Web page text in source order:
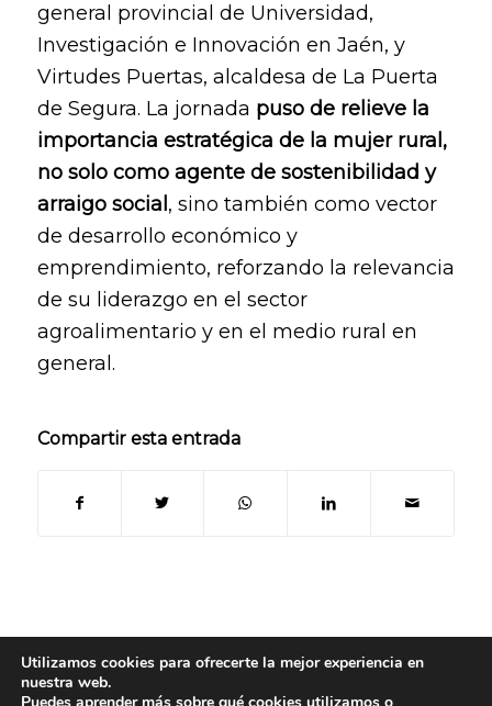
general provincial de Universidad,
Investigación e Innovación en Jaén, y
Virtudes Puertas, alcaldesa de La Puerta
de Segura. La jornada puso de relieve la
importancia estratégica de la mujer rural,
no solo como agente de sostenibilidad y
arraigo social , sino también como vector
de desarrollo económico y
emprendimiento, reforzando la relevancia
de su liderazgo en el sector
agroalimentario y en el medio rural en
general.
Compartir esta entrada
Utilizamos cookies para ofrecerte la mejor experiencia en
nuestra web.